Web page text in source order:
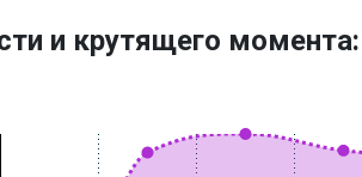
и крутящего момента: